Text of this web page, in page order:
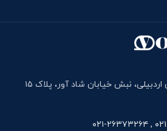
آدرس دفتر: خیابان مقدس اردبیلی، نبش خیابان شاد آور، پلاک ۱۵